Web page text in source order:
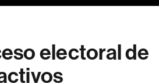
electoral de